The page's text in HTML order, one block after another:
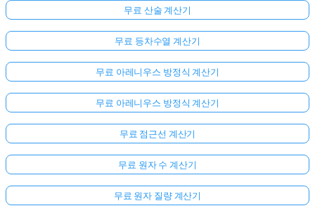
무료 산술 계산기
무료 등차수열 계산기
무료 아레니우스 방정식 계산기
무료 아레니우스 방정식 계산기
무료 점근선 계산기
무료 원자 수 계산기
무료 원자 질량 계산기